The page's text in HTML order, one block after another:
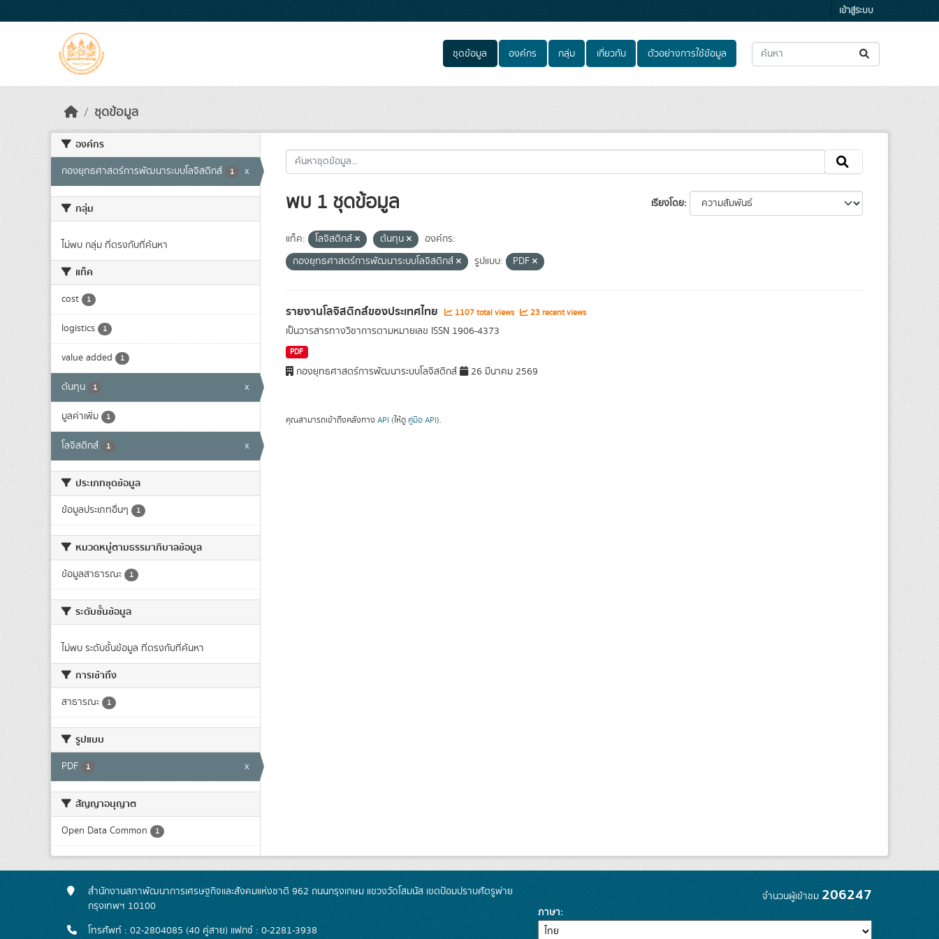
เข้าสู่ระบบ
ชุดข้อมูล องค์กร กลุ่ม เกี่ยวกับ ตัวอย่างการใช้ข้อมูล
ชุดข้อมูล
องค์กร
กองยุทธศาสตร์การพัฒนาระบบโลจิสติกส์ 1 x
กลุ่ม
ไม่พบ กลุ่ม ที่ตรงกับที่ค้นหา
แท็ค
cost 1
logistics 1
value added 1
ต้นทุน 1 x
มูลค่าเพิ่ม 1
โลจิสติกส์ 1 x
ประเภทชุดข้อมูล
ข้อมูลประเภทอื่นๆ 1
หมวดหมู่ตามธรรมาภิบาลข้อมูล
ข้อมูลสาธารณะ 1
ระดับชั้นข้อมูล
ไม่พบ ระดับชั้นข้อมูล ที่ตรงกับที่ค้นหา
การเข้าถึง
สาธารณะ 1
รูปแบบ
PDF 1 x
สัญญาอนุญาต
Open Data Common 1
เรียงโดย
พบ 1 ชุดข้อมูล
แท็ค: โลจิสติกส์ ต้นทุน
องค์กร:
กองยุทธศาสตร์การพัฒนาระบบโลจิสติกส์
รูปแบบ: PDF
รายงานโลจิสติกส์ของประเทศไทย 1107 total views 23 recent views
เป็นวารสารทางวิชาการตามหมายเลข ISSN 1906-4373
PDF
กองยุทธศาสตร์การพัฒนาระบบโลจิสติกส์ 26 มีนาคม 2569
คุณสามารถเข้าถึงคลังทาง API (ให้ดู คู่มือ API).
สำนักงานสภาพัฒนาการเศรษฐกิจและสังคมแห่งชาติ 962 ถนนกรุงเกษม แขวงวัดโสมนัส เขตป้อมปราบศัตรูพ่าย
กรุงเทพฯ 10100
โทรศัพท์ : 02-2804085 (40 คู่สาย) แฟกซ์ : 0-2281-3938
จำนวนผู้เข้าชม 206247
ภาษา